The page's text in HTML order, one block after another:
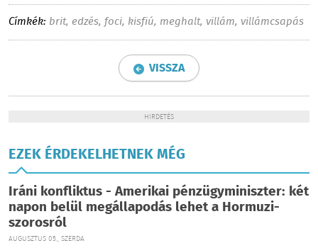
Címkék: brit, edzés,foci, kisfiú, meghalt, villám, villámcsapás
VISSZA
HIRDETÉS
EZEK ÉRDEKELHETNEK MÉG
Iráni konfliktus - Amerikai pénzügyminiszter: két
napon belül megállapodás lehet a Hormuzi-
szorosról
AUGUSZTUS 05., SZERDA